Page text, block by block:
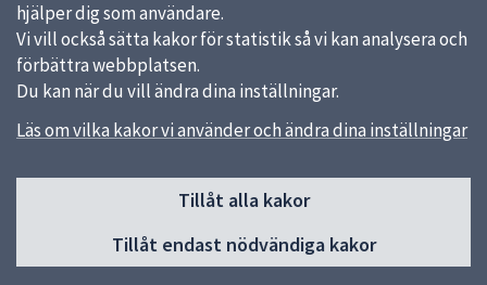
hjälper dig som användare.
Vi vill också sätta kakor för statistik så vi kan analysera och
förbättra webbplatsen.
Du kan när du vill ändra dina inställningar.
Läs om vilka kakor vi använder och ändra dina inställningar
Tillåt alla kakor
Tillåt endast nödvändiga kakor
Sidfot
Våra kök och menyer